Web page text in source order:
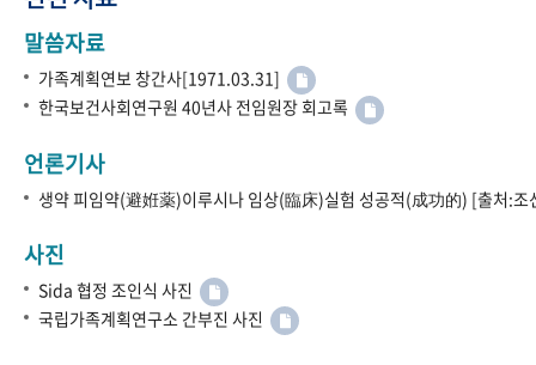
말씀자료
가족계획연보 창간사[1971.03.31]
한국보건사회연구원 40년사 전임원장 회고록
언론기사
생약 피임약(避姙薬)이루시나 임상(臨床)실험 성공적(成功的) [출처:
사진
Sida 협정 조인식 사진
국립가족계획연구소 간부진 사진